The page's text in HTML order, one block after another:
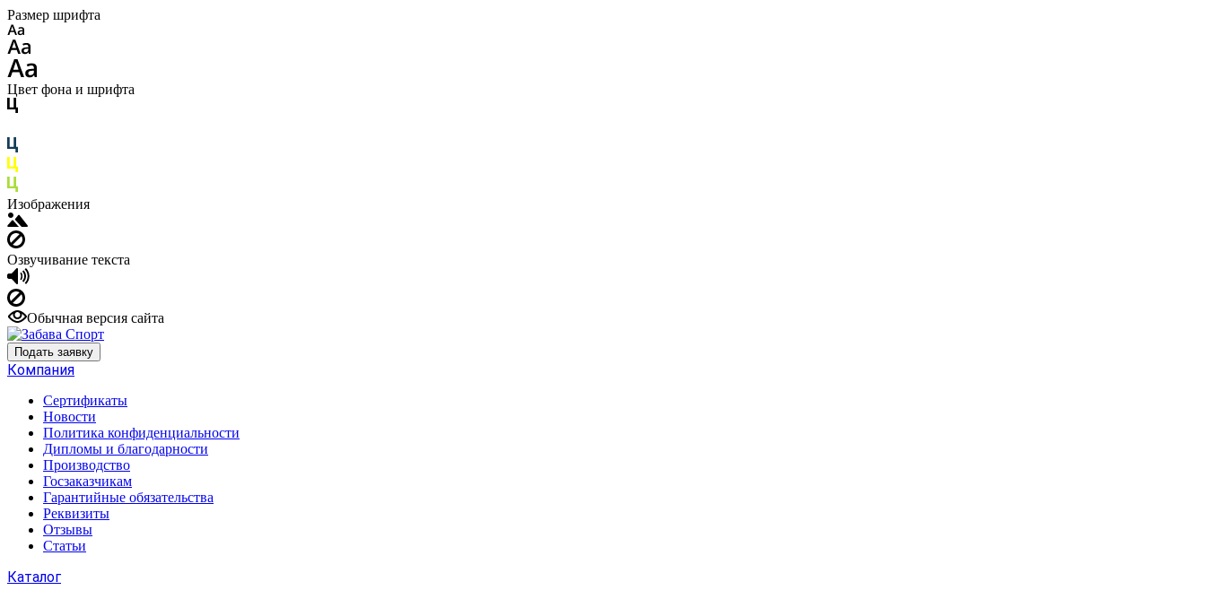
Размер шрифта
Цвет фона и шрифта
Изображения
Озвучивание текста
Обычная версия сайта
Подать заявку
Компания
Сертификаты
Новости
Политика конфиденциальности
Дипломы и благодарности
Производство
Госзаказчикам
Гарантийные обязательства
Реквизиты
Отзывы
Статьи
Каталог